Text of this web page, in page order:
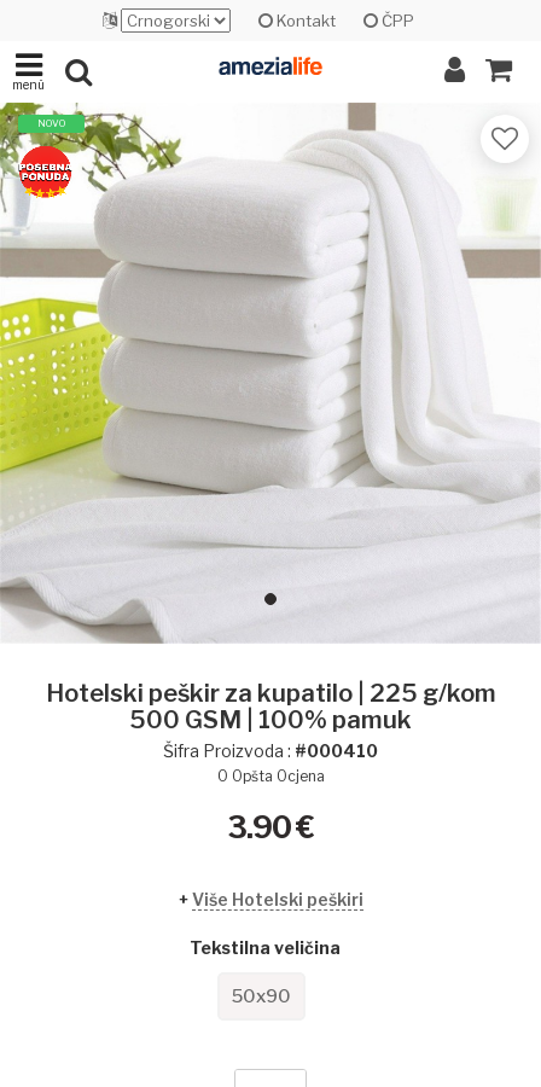
Kontakt ČPP
menü
NOVO
Hotelski peškir za kupatilo | 225 g/kom
500 GSM | 100% pamuk
Šifra Proizvoda : #000410
0 Opšta Ocjena
3.90€
+Više Hotelski peškiri
Tekstilna veličina
50x90